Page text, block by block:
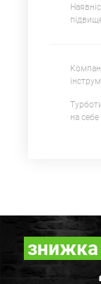
на себе
знижка